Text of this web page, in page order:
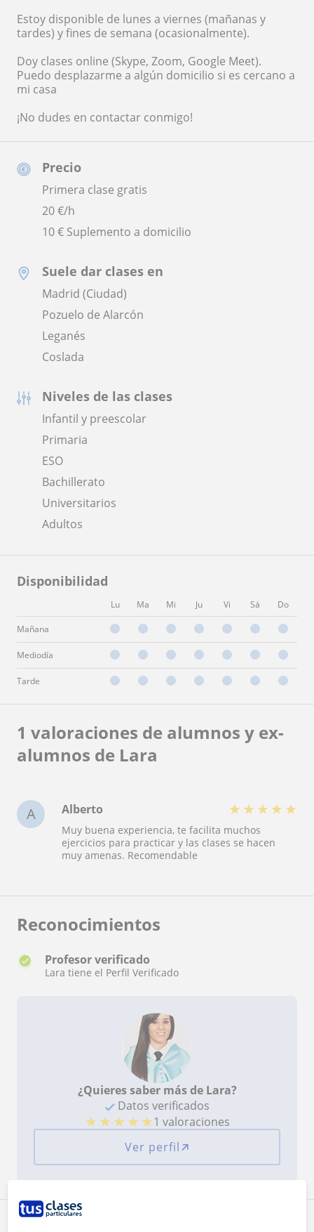
Precio
Primera clase gratis
20€/h
10 € Suplemento a domicilio
Suele dar clases en
Madrid (Ciudad)
Pozuelo de Alarcón
Leganés
Coslada
Niveles de las clases
Infantil y preescolar
Primaria
ESO
Bachillerato
Universitarios
Adultos
Disponibilidad
Lu Ma Mi Ju Vi Sá Do
Mañana
Mediodía
Tarde
Estoy disponible de lunes a viernes (mañanas y
tardes) y fines de semana (ocasionalmente).
Doy clases online (Skype, Zoom, Google Meet).
Puedo desplazarme a algún domicilio si es cercano a
mi casa
¡No dudes en contactar conmigo!
1 valoraciones de alumnos y ex-
alumnos de Lara
A Alberto ★ ★ ★ ★ ★
Muy buena experiencia, te facilita muchos
ejercicios para practicar y las clases se hacen
muy amenas. Recomendable
Reconocimientos
Profesor verificado
Lara tiene el Perfil Verificado
¿Quieres saber más de Lara?
Datos verificados
★ ★ ★ ★ ★1 valoraciones
Ver perfil